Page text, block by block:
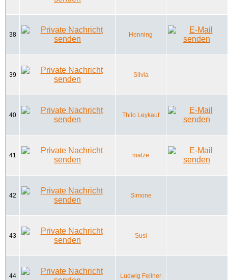
38 Henning
39 Silvia
40 Thilo Leykauf
41 matze
42 Simone
43 Susi
44 Ludwig Fellner